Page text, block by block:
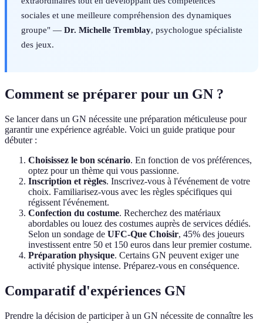
sociales et une meilleure compréhension des dynamiques
groupe" — Dr. Michelle Tremblay, psychologue spécialiste
des jeux.
Comment se préparer pour un GN ?
Se lancer dans un GN nécessite une préparation méticuleuse pour
garantir une expérience agréable. Voici un guide pratique pour
débuter :
Choisissez le bon scénario. En fonction de vos préférences,
optez pour un thème qui vous passionne.
Inscription et règles. Inscrivez-vous à l'événement de votre
choix. Familiarisez-vous avec les règles spécifiques qui
régissent l'événement.
Confection du costume. Recherchez des matériaux
abordables ou louez des costumes auprès de services dédiés.
Selon un sondage de UFC-Que Choisir, 45% des joueurs
investissent entre 50 et 150 euros dans leur premier costume.
Préparation physique. Certains GN peuvent exiger une
activité physique intense. Préparez-vous en conséquence.
Comparatif d'expériences GN
Prendre la décision de participer à un GN nécessite de connaître les